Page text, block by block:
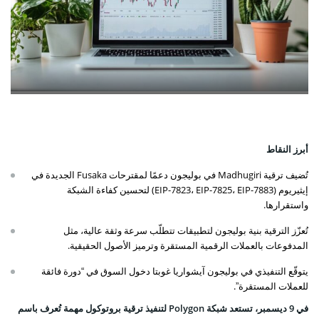
أبرز النقاط
تُضيف ترقية Madhugiri في بوليجون دعمًا لمقترحات Fusaka الجديدة في
إيثيريوم (EIP-7823، EIP-7825، EIP-7883) لتحسين كفاءة الشبكة
واستقرارها.
تُعزّز الترقية بنية بوليجون لتطبيقات تتطلّب سرعة وثقة عالية، مثل
المدفوعات بالعملات الرقمية المستقرة وترميز الأصول الحقيقية.
يتوقّع التنفيذي في بوليجون آيشواريا غوبتا دخول السوق في “دورة فائقة
للعملات المستقرة”.
في 9 ديسمبر، تستعد شبكة Polygon لتنفيذ ترقية بروتوكول مهمة تُعرف باسم